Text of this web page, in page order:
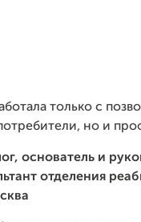
только с
но и
основатель и
отделения